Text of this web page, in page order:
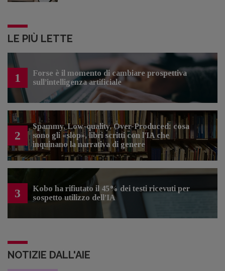
LE PIÙ LETTE
1
Forse è il momento di cambiare prospettiva
sull’intelligenza artificiale
2
Spammy, Low-quality, Over-Produced: cosa
sono gli «slop», libri scritti con l'IA che
inquinano la narrativa di genere
3
Kobo ha rifiutato il 45% dei testi ricevuti per
sospetto utilizzo dell’IA
NOTIZIE DALL'AIE